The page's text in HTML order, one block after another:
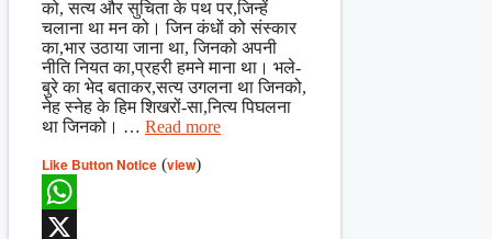
को, सत्य और सुचिता के पथ पर,जिन्हें
चलाना था मन को। जिन कंधों को संस्कार
का,भार उठाया जाना था, जिनको अपनी
नीति नियत का,प्रहरी हमने माना था। भले-
बुरे का भेद बताकर,सत्य उगलना था जिनको,
नेह स्नेह के हिम शिखरों-सा,नित्य पिघलना
था जिनको। … Read more
Like Button Notice (view)
WhatsApp